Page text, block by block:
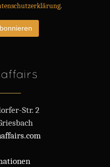
.
Str. 2